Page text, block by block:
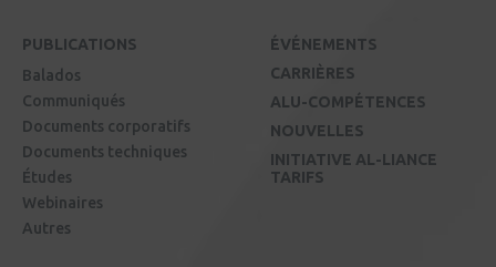
PUBLICATIONS
Balados
Communiqués
Documents corporatifs
Documents techniques
Études
Webinaires
Autres
ÉVÉNEMENTS
CARRIÈRES
ALU-COMPÉTENCES
NOUVELLES
INITIATIVE AL-LIANCE
TARIFS